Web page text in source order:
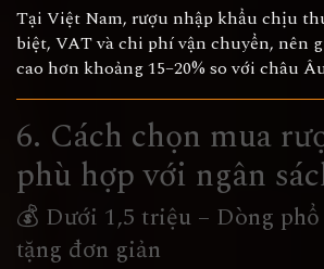
Tại Việt Nam, rượu nhập khẩu chịu
biệt, VAT và chi phí vận chuyển, nên
cao hơn khoảng 15–20% so với châu
6. Cách chọn mua
phù hợp với ngân
💰 Dưới 1,5 triệu – Dòng
tặng đơn giản